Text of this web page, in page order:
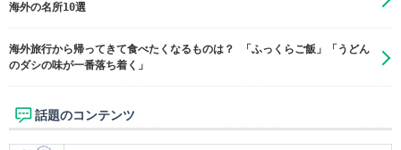
海外の名所10選
海外旅行から帰ってきて食べたくなるものは？ 「ふっくらご飯」「うどん
のダシの味が一番落ち着く」
話題のコンテンツ